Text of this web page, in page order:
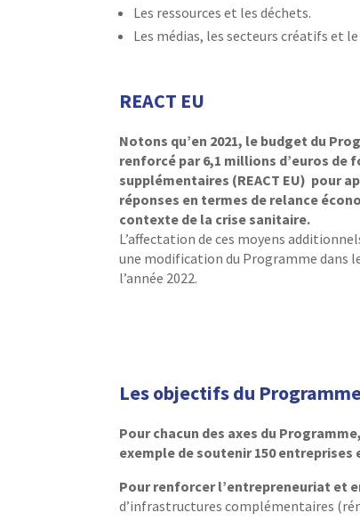
Les ressources et les déchets.
Les médias, les secteurs créatifs et
REACT EU
Notons qu’en 2021, le budget du
renforcé par 6,1 millions d’euros de
supplémentaires (REACT EU) pour
réponses en termes de relance
contexte de la crise sanitaire.
L’affectation de ces moyens
une modification du Programme dans
l’année 2022.
Les objectifs du
Pour chacun des axes du
exemple de soutenir 150 entreprises
Pour renforcer l’entrepreneuriat et
d’infrastructures complémentaires